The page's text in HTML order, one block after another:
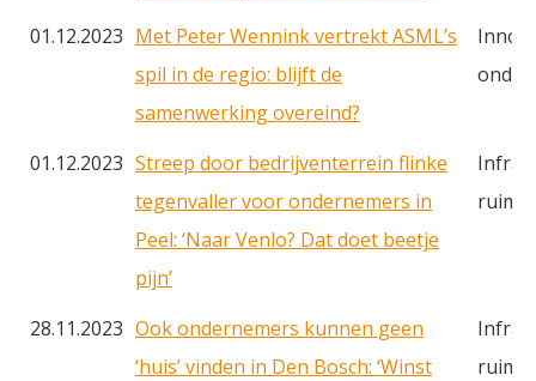
01.12.2023 Met Peter Wennink vertrekt ASML’s
spil in de regio: blijft de
samenwerking overeind?
01.12.2023 Streep door bedrijventerrein flinke
tegenvaller voor ondernemers in
Peel: ‘Naar Venlo? Dat doet beetje
pijn’
ruimte
28.11.2023 Ook ondernemers kunnen geen
‘huis’ vinden in Den Bosch: ‘Winst
ruimte